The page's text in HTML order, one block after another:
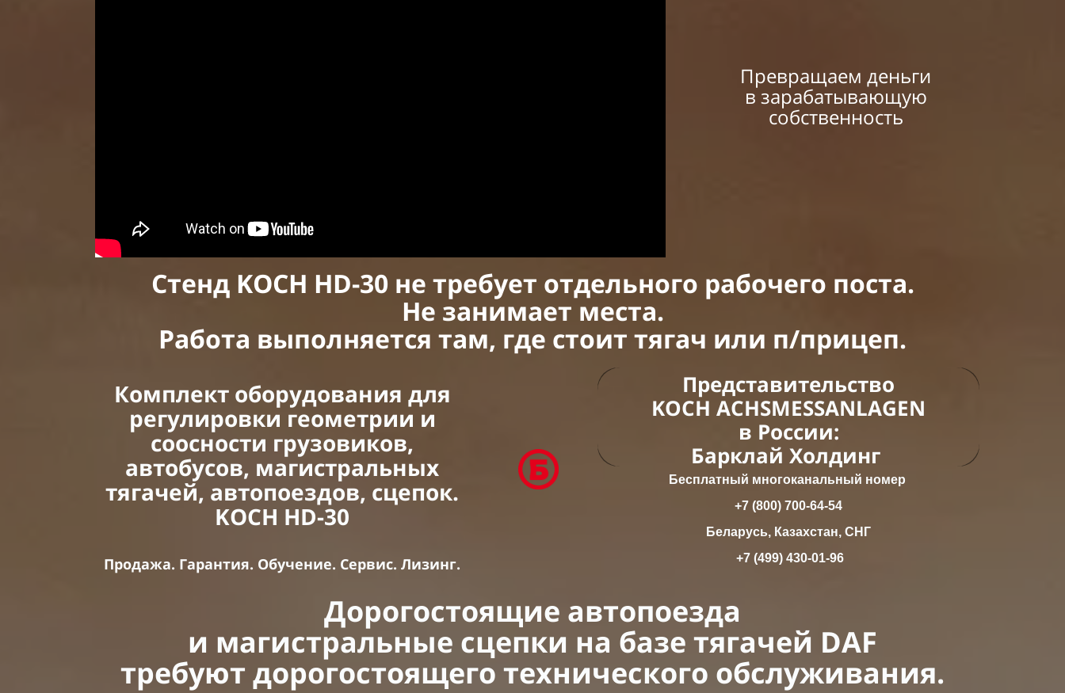
Превращаем деньги
в зарабатывающую
собственность
Стенд KOCH HD-30 не требует отдельного рабочего поста.
Не занимает места.
Работа выполняется там, где стоит тягач или п/прицеп.
Комплект оборудования для
регулировки геометрии и
соосности грузовиков,
автобусов, магистральных
тягачей, автопоездов, сцепок.
KOCH HD-30
Продажа. Гарантия. Обучение. Сервис. Лизинг.
Представительство
KOCH ACHSMESSANLAGEN
в России:
Барклай Холдинг
Бесплатный многоканальный номер
+7 (800) 700-64-54
Беларусь, Казахстан, СНГ
+7 (499) 430-01-96
Дорогостоящие автопоезда
и магистральные сцепки на базе тягачей DAF
требуют дорогостоящего технического обслуживания.